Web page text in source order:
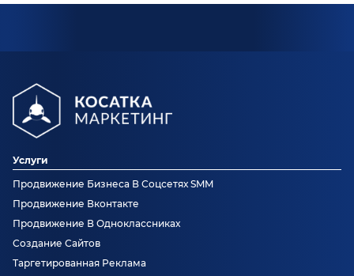
Услуги
Продвижение Бизнеса В Соцсетях SMM
Продвижение Вконтакте
Продвижение В Одноклассниках
Создание Сайтов
Таргетированная Реклама